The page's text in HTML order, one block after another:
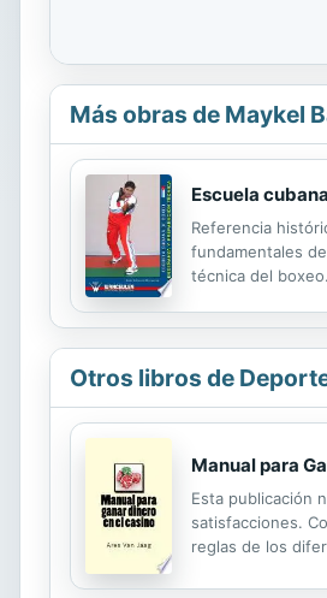
Más obras de Maykel
Escuela
Referencia
fundamentales
técnica del
Otros libros de
Manual para
Esta publicación
satisfacciones.
reglas de los